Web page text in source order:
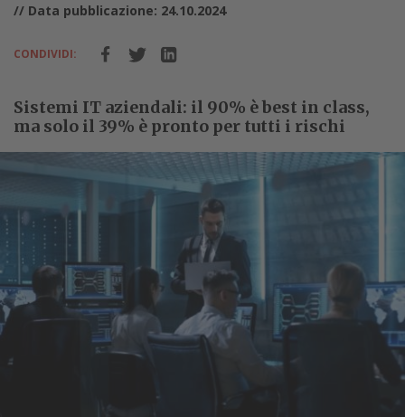
// Data pubblicazione: 24.10.2024
CONDIVIDI:
Sistemi IT aziendali: il 90% è best in class,
ma solo il 39% è pronto per tutti i rischi